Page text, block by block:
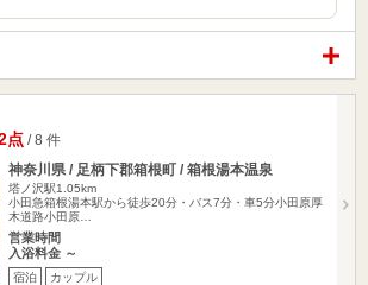
点 / 8 件
神奈川県 / 足柄下郡箱根町 / 箱根湯本温泉
塔ノ沢駅1.05km
小田急箱根湯本駅から徒歩20分・バス7分・車5分小田原厚
木道路小田原…
営業時間
入浴料金 ～
宿泊 カップル